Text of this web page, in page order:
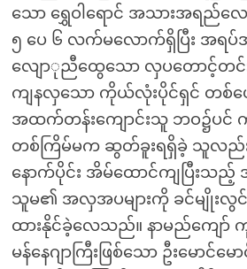
သော ရွှေဝါရောင် အသားအရည်လ
၅ ပေ ၆ လက်မလောက်ရှိပြီး အရ
လျောုညီထွေသော လှပတောင့်တင်
ကျနလှသော ကိုယ်လုံးပိုင်ရှင် တစ်
အထက်တန်းကျောင်းသူ ဘဝ၌ပ
တစ်ကြိမ်မက ဆွတ်ခူးရရှိခဲ့ သူလည်
နောက်ပိုင်း အိမ်ထောင်ကျပြီးသ
သူမ၏ အလှအပများကို ခင်မျိုးလွ
ထားနိုင်ခဲ့လေသည်။ နာမည်ကျော်
မန်နေဂျာကြီးဖြစ်သော ဦးမောင်